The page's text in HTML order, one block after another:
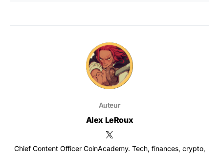
Auteur
Alex LeRoux
Chief Content Officer CoinAcademy. Tech, finances, crypto,